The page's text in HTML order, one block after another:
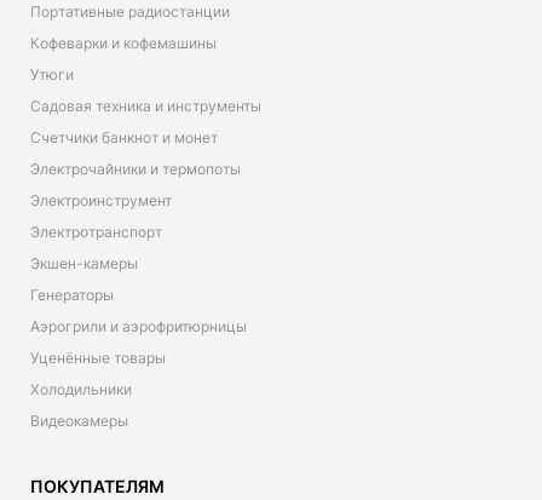
Портативные радиостанции
Кофеварки и кофемашины
Утюги
Садовая техника и инструменты
Счетчики банкнот и монет
Электрочайники и термопоты
Электроинструмент
Электротранспорт
Экшен-камеры
Генераторы
Аэрогрили и аэрофритюрницы
Уценённые товары
Холодильники
Видеокамеры
ПОКУПАТЕЛЯМ